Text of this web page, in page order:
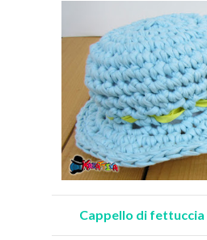
Cappello di